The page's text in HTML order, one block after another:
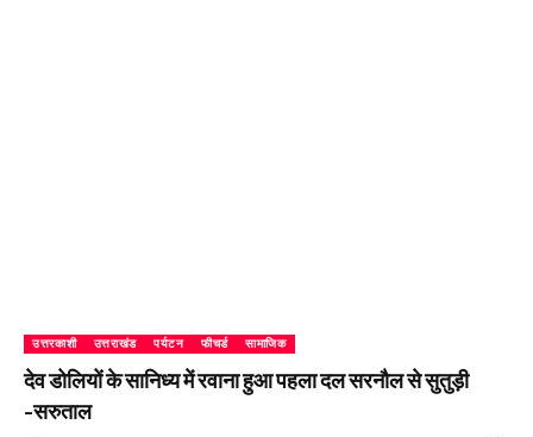
उत्तरकाशी उत्तराखंड पर्यटन फीचर्ड सामाजिक
देव डोलियों के सानिध्य में रवाना हुआ पहला दल सरनौल से सुतुड़ी
-सरुताल